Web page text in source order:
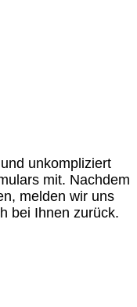
unkompliziert
mit. Nachdem
melden wir uns
bei Ihnen zurück.